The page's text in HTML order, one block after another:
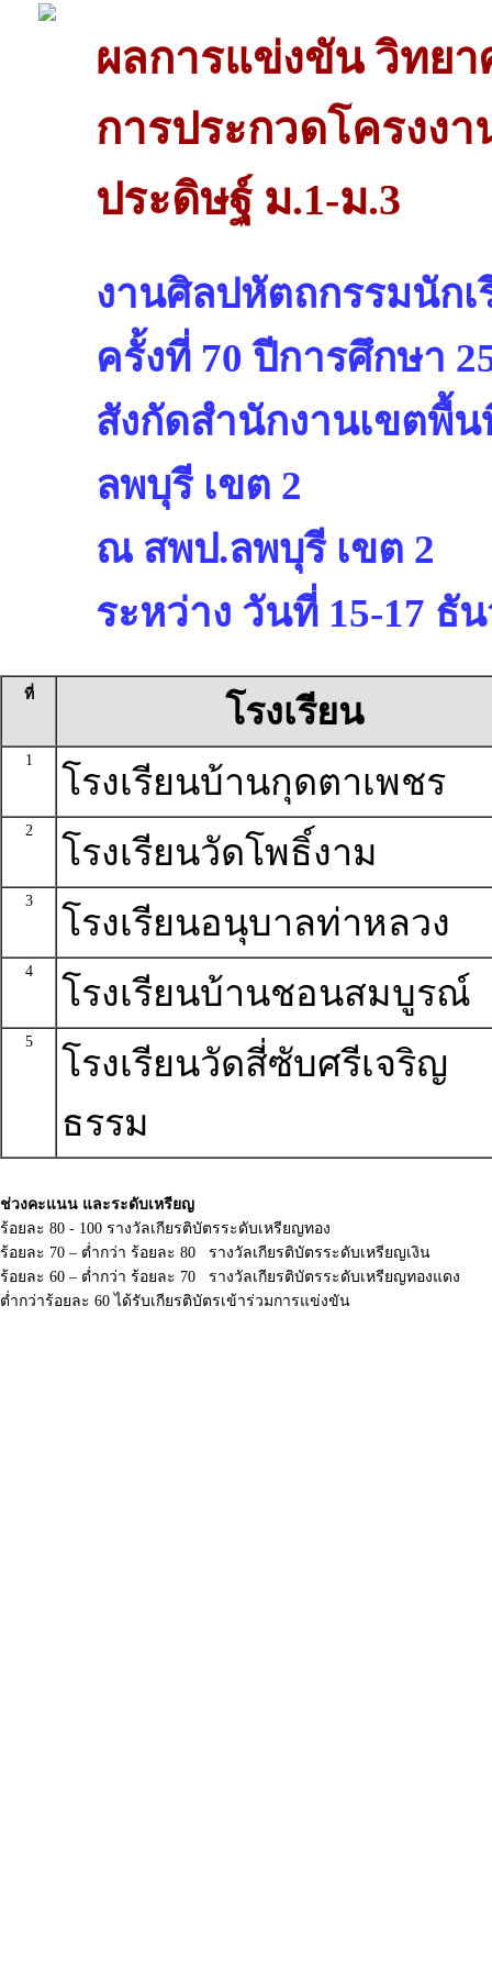
ผลการแข่งขัน วิทย
การประกวดโครงง
ประดิษฐ์ ม.1-ม.3
งานศิลปหัตถกรรมนัก
ครั้งที่ 70 ปีการศึกษา
สังกัดสำนักงานเขตพื้
ลพบุรี เขต 2
ณ สพป.ลพบุรี เขต 2
ระหว่าง วันที่ 15-17 ธั
ที่ โรงเรียน
1
โรงเรียนบ้านกุดตาเพชร
2
โรงเรียนวัดโพธิ์งาม
3
โรงเรียนอนุบาลท่าหลวง
4
โรงเรียนบ้านชอนสมบูรณ์
5
โรงเรียนวัดสี่ซับศรีเจริญ
ธรรม
ช่วงคะแนน และระดับเหรียญ
ร้อยละ 80 - 100 รางวัลเกียรติบัตรระดับเหรียญทอง
ร้อยละ 70 – ต่ำกว่า ร้อยละ 80 รางวัลเกียรติบัตรระดับเหรียญเงิน
ร้อยละ 60 – ต่ำกว่า ร้อยละ 70 รางวัลเกียรติบัตรระดับเหรียญทองแดง
ต่ำกว่าร้อยละ 60 ได้รับเกียรติบัตรเข้าร่วมการแข่งขัน